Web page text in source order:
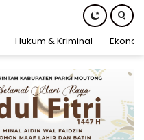
Hukum & Kriminal